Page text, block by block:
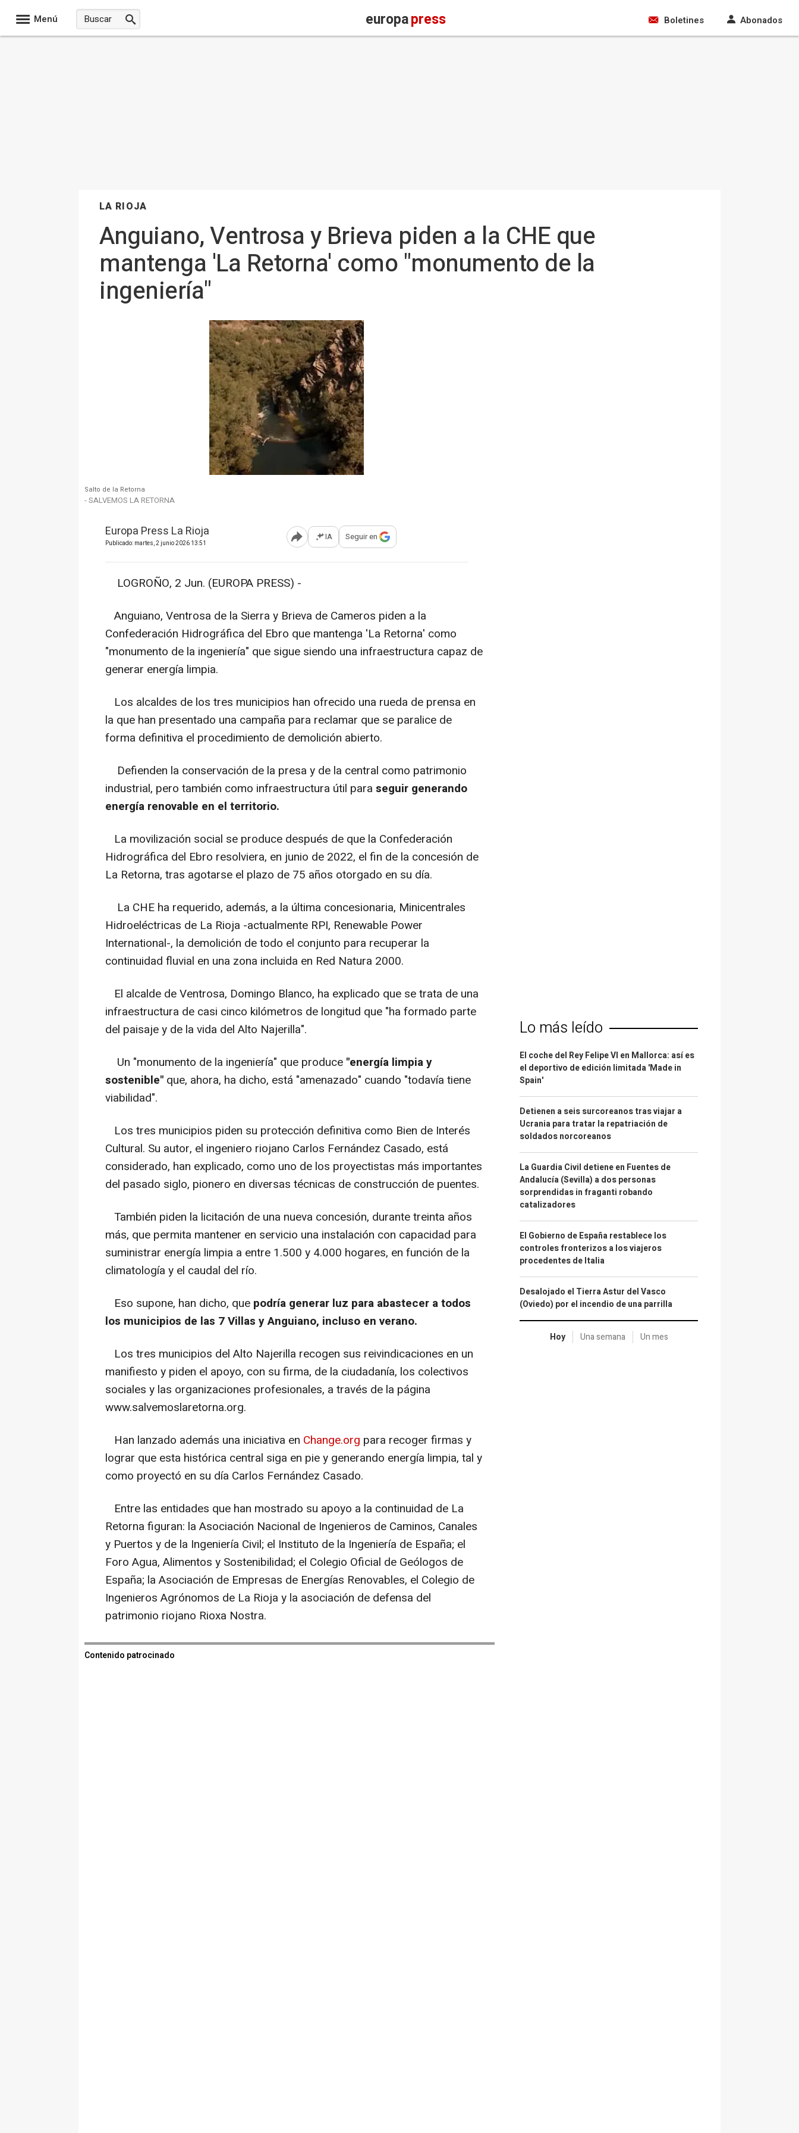
Menú europapress Boletines Abonados
LA RIOJA
Anguiano, Ventrosa y Brieva piden a la CHE que
mantenga 'La Retorna' como "monumento de la
ingeniería"
Salto de la Retorna
- SALVEMOS LA RETORNA
Europa Press La Rioja
Publicado: martes, 2 junio 2026 13:51 Abrir opciones para compartir
IA Seguir en
LOGROÑO, 2 Jun. (EUROPA PRESS) -
Anguiano, Ventrosa de la Sierra y Brieva de Cameros piden a la
Confederación Hidrográfica del Ebro que mantenga 'La Retorna' como
"monumento de la ingeniería" que sigue siendo una infraestructura capaz de
generar energía limpia.
Los alcaldes de los tres municipios han ofrecido una rueda de prensa en
la que han presentado una campaña para reclamar que se paralice de
forma definitiva el procedimiento de demolición abierto.
Defienden la conservación de la presa y de la central como patrimonio
industrial, pero también como infraestructura útil para seguir generando
energía renovable en el territorio.
La movilización social se produce después de que la Confederación
Hidrográfica del Ebro resolviera, en junio de 2022, el fin de la concesión de
La Retorna, tras agotarse el plazo de 75 años otorgado en su día.
La CHE ha requerido, además, a la última concesionaria, Minicentrales
Hidroeléctricas de La Rioja -actualmente RPI, Renewable Power
International-, la demolición de todo el conjunto para recuperar la
continuidad fluvial en una zona incluida en Red Natura 2000.
El alcalde de Ventrosa, Domingo Blanco, ha explicado que se trata de una
infraestructura de casi cinco kilómetros de longitud que "ha formado parte
del paisaje y de la vida del Alto Najerilla".
Un "monumento de la ingeniería" que produce "energía limpia y
sostenible" que, ahora, ha dicho, está "amenazado" cuando "todavía tiene
viabilidad".
Los tres municipios piden su protección definitiva como Bien de Interés
Cultural. Su autor, el ingeniero riojano Carlos Fernández Casado, está
considerado, han explicado, como uno de los proyectistas más importantes
del pasado siglo, pionero en diversas técnicas de construcción de puentes.
También piden la licitación de una nueva concesión, durante treinta años
más, que permita mantener en servicio una instalación con capacidad para
suministrar energía limpia a entre 1.500 y 4.000 hogares, en función de la
climatología y el caudal del río.
Eso supone, han dicho, que podría generar luz para abastecer a todos
los municipios de las 7 Villas y Anguiano, incluso en verano.
Los tres municipios del Alto Najerilla recogen sus reivindicaciones en un
manifiesto y piden el apoyo, con su firma, de la ciudadanía, los colectivos
sociales y las organizaciones profesionales, a través de la página
www.salvemoslaretorna.org.
Han lanzado además una iniciativa en Change.org para recoger firmas y
lograr que esta histórica central siga en pie y generando energía limpia, tal y
como proyectó en su día Carlos Fernández Casado.
Entre las entidades que han mostrado su apoyo a la continuidad de La
Retorna figuran: la Asociación Nacional de Ingenieros de Caminos, Canales
y Puertos y de la Ingeniería Civil; el Instituto de la Ingeniería de España; el
Foro Agua, Alimentos y Sostenibilidad; el Colegio Oficial de Geólogos de
España; la Asociación de Empresas de Energías Renovables, el Colegio de
Ingenieros Agrónomos de La Rioja y la asociación de defensa del
patrimonio riojano Rioxa Nostra.
Contenido patrocinado
Lo más leído
El coche del Rey Felipe VI en Mallorca: así es
el deportivo de edición limitada 'Made in
Spain'
Detienen a seis surcoreanos tras viajar a
Ucrania para tratar la repatriación de
soldados norcoreanos
La Guardia Civil detiene en Fuentes de
Andalucía (Sevilla) a dos personas
sorprendidas in fraganti robando
catalizadores
El Gobierno de España restablece los
controles fronterizos a los viajeros
procedentes de Italia
Desalojado el Tierra Astur del Vasco
(Oviedo) por el incendio de una parrilla
Hoy Una semana Un mes